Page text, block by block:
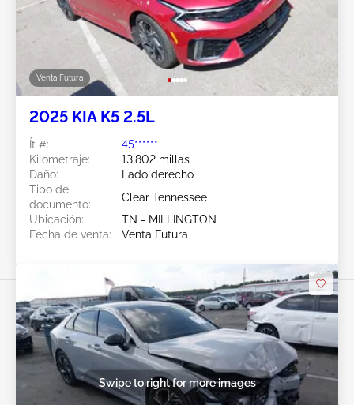
Venta Futura
2025 KIA K5 2.5L
Ít #:
45******
Kilometraje:
13,802 millas
Daño:
Lado derecho
Tipo de
documento:
Clear Tennessee
Ubicación:
TN - MILLINGTON
Fecha de venta:
Venta Futura
Swipe to right for more images